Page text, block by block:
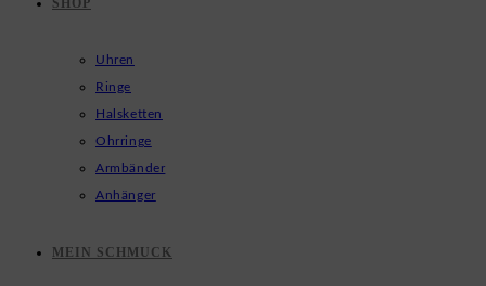
SHOP
Uhren
Ringe
Halsketten
Ohrringe
Armbänder
Anhänger
MEIN SCHMUCK